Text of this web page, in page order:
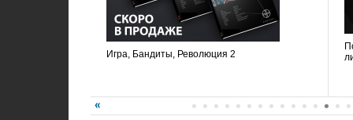
Игра, Бандиты, Революция 2